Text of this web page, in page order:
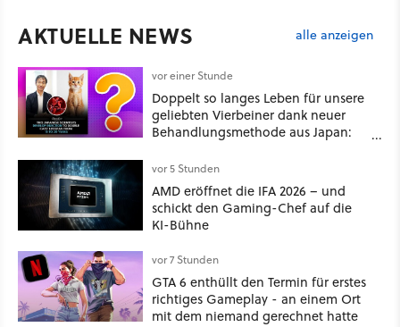
AKTUELLE NEWS alle anzeigen
vor einer Stunde
Doppelt so langes Leben für unsere
geliebten Vierbeiner dank neuer
Behandlungsmethode aus Japan:
Kommentare zeigt, dass es nicht so
einfach ist
vor 5 Stunden
AMD eröffnet die IFA 2026 – und
schickt den Gaming-Chef auf die
KI-Bühne
vor 7 Stunden
GTA 6 enthüllt den Termin für erstes
richtiges Gameplay - an einem Ort
mit dem niemand gerechnet hatte